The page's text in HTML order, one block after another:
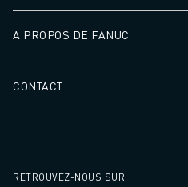
A PROPOS DE FANUC
CONTACT
RETROUVEZ-NOUS SUR: